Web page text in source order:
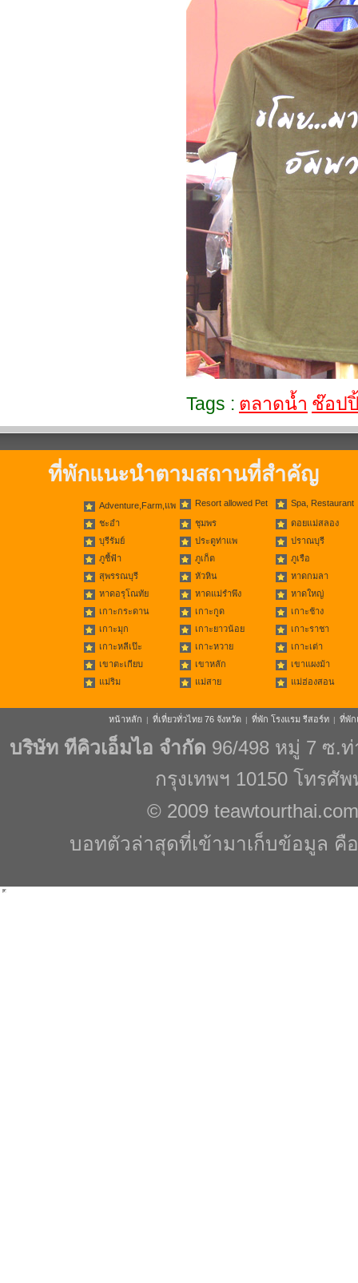
Tags : ตลาดน้ำ ช๊อป
ที่พักแนะนำตามสถานที่สำคัญ
Adventure,Farm,แพ Resort allowed Pet Spa, Restaurant
ชะอำ ชุมพร
ดอยแม่สลอง
บุรีรัมย์
ประตูท่าแพ
ปราณบุรี
ภูชี้ฟ้า
ภูเก็ต
ภูเรือ
สุพรรณบุรี
หัวหิน
หาดกมลา
หาดอรุโณทัย
หาดแม่รำพึง
หาดใหญ่
เกาะกระดาน
เกาะกูด
เกาะช้าง
เกาะมุก
เกาะยาวน้อย
เกาะราชา
เกาะหลีเป๊ะ
เกาะหวาย
เกาะเต่า
เขาตะเกียบ
เขาหลัก
เขาแผงม้า
แม่ริม
แม่สาย แม่ฮ่องสอน
หน้าหลัก | ที่เที่ยวทั่วไทย 76 จังหวัด | ที่พัก โรงแรม รีสอร์ท | ที่พัก
บริษัท ทีคิวเอ็มไอ จำกัด 96/498 หมู่ 7 ซ.
กรุงเทพฯ 10150 โทรศั
© 2009 teawtourthai.com
บอทตัวล่าสุดที่เข้ามาเก็บข้อมูล คือ